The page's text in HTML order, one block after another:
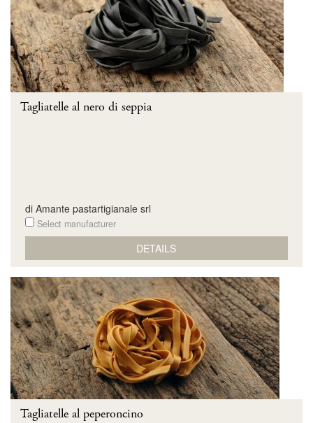
Tagliatelle al nero di seppia
di Amante pastartigianale srl
Select manufacturer
DETAILS
Tagliatelle al peperoncino